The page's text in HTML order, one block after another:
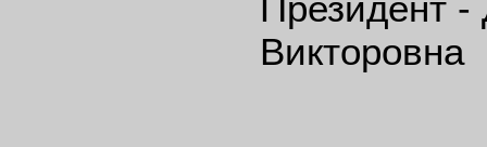
Президент
Викторовна